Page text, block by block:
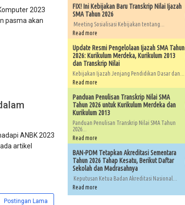
2023
pasma akan
ANBK 2023
artikel
Postingan Lama
FIX! Ini Kebijakan Baru Transkrip Nilai Ijazah
SMA Tahun 2026
Meeting Sosialisasi Kebijakan tentang...
Read more
Update Resmi Pengelolaan Ijazah SMA Tahun
2026: Kurikulum Merdeka, Kurikulum 2013
dan Transkrip Nilai
Kebijakan Ijazah Jenjang Pendidikan Dasar dan...
Read more
Panduan Penulisan Transkrip Nilai SMA
Tahun 2026 untuk Kurikulum Merdeka dan
Kurikulum 2013
Panduan Penulisan Transkrip Nilai SMA Tahun
2026...
Read more
BAN-PDM Tetapkan Akreditasi Sementara
Tahun 2026 Tahap Kesatu, Berikut Daftar
Sekolah dan Madrasahnya
Keputusan Ketua Badan Akreditasi Nasional...
Read more